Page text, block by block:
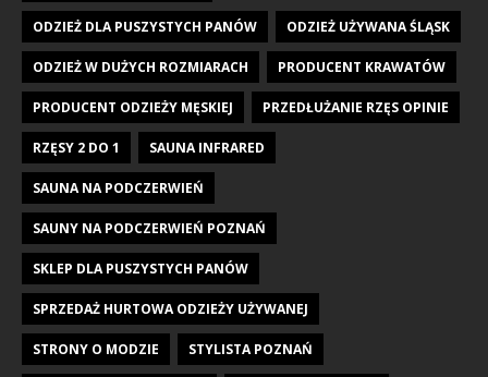
ODZIEŻ DLA PUSZYSTYCH PANÓW ODZIEŻ UŻYWANA ŚLĄSK
ODZIEŻ W DUŻYCH ROZMIARACH PRODUCENT KRAWATÓW
PRODUCENT ODZIEŻY MĘSKIEJ PRZEDŁUŻANIE RZĘS OPINIE
RZĘSY 2 DO 1 SAUNA INFRARED
SAUNA NA PODCZERWIEŃ
SAUNY NA PODCZERWIEŃ POZNAŃ
SKLEP DLA PUSZYSTYCH PANÓW
SPRZEDAŻ HURTOWA ODZIEŻY UŻYWANEJ
STRONY O MODZIE STYLISTA POZNAŃ